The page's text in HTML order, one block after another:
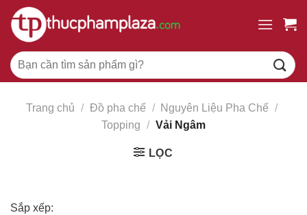
Chuyển
đến
dung
Tìm
kiếm:
Trang chủ / Đồ pha chế / Nguyên Liệu Pha Chế /
Topping / Vải Ngâm
LỌC
Sắp xếp: